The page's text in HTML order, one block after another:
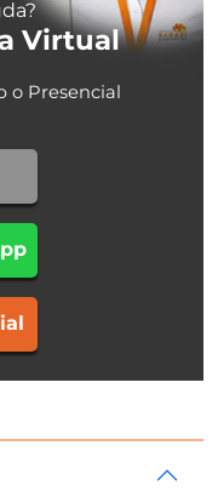
Virtual
o Presencial